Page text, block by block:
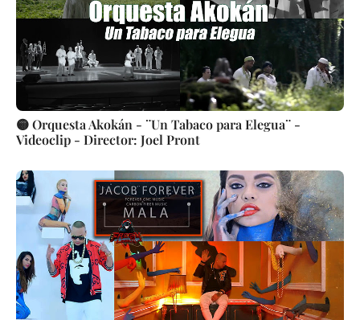
🟡 Orquesta Akokán - ¨Un Tabaco para Elegua¨ -
Videoclip - Director: Joel Pront